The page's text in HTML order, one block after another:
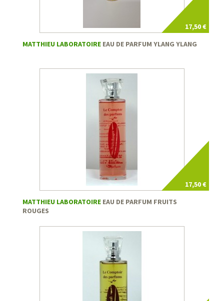
17,50 €
MATTHIEU LABORATOIRE EAU DE PARFUM YLANG YLANG
17,50 €
MATTHIEU LABORATOIRE EAU DE PARFUM FRUITS
ROUGES